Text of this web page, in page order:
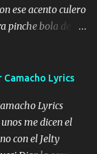
ese acento culero
pinche bola de
chacal mas caro
nacas todas
por dejarse
tu no estas jamas
Lyrics
Lyrics
me dicen el
con el Jelty